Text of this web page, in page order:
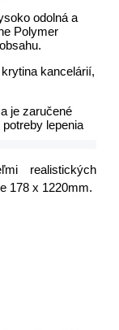
odolná a
Polymer
kancelárií,
je zaručené
lepenia
realistických
178 x 1220mm.